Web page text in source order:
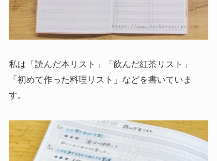
私は「読んだ本リスト」「飲んだ紅茶リスト」
「初めて作った料理リスト」などを書いていま
す。